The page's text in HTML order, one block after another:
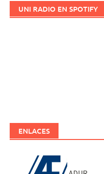
UNI RADIO EN SPOTIFY
ENLACES